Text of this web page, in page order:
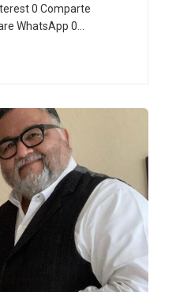
0 Comparte
WhatsApp 0…